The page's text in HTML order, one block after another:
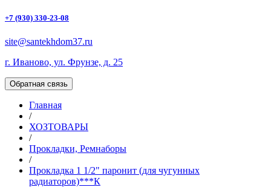
+7 (930) 330-23-08
site@santekhdom37.ru
г. Иваново, ул. Фрунзе, д. 25
Обратная связь
Главная
/
ХОЗТОВАРЫ
/
Прокладки, Ремнаборы
/
Прокладка 1 1/2" паронит (для чугунных
радиаторов)***К